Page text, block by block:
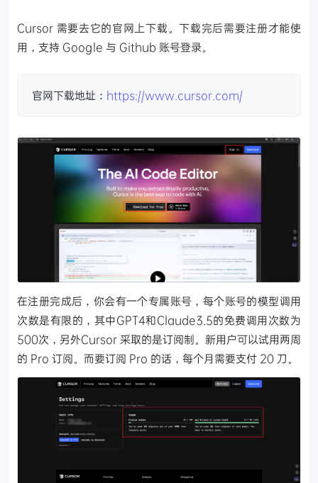
Cursor 需要去它的官网上下载。下载完后需要注册才能使
用，支持 Google 与 Github 账号登录。
官网下载地址： https://www.cursor.com/
在注册完成后，你会有一个专属账号，每个账号的模型调用
次数是有限的，其中GPT4和Claude3.5的免费调用次数为
500次，另外Cursor 采取的是订阅制。新用户可以试用两周
的 Pro 订阅。而要订阅 Pro 的话，每个月需要支付 20 刀。